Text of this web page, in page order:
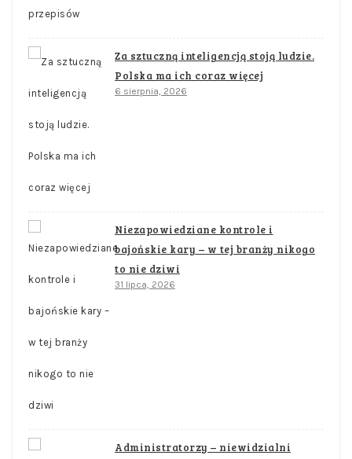
Za sztuczną inteligencją stoją ludzie.
Polska ma ich coraz więcej
6 sierpnia, 2026
Niezapowiedziane kontrole i
bajońskie kary – w tej branży nikogo
to nie dziwi
31 lipca, 2026
Administratorzy – niewidzialni